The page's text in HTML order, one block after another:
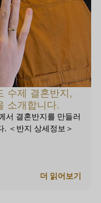
수제 결혼반지,
소개합니다.
서 결혼반지를 만들러
. ＜반지 상세정보＞
더 읽어보기